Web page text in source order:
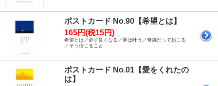
ポストカード No.90【希望とは】
165円(税15円)
希望とは／必ず良くなる／夢は叶う／奇跡だって起こる
／そう信じること
ポストカード No.01【愛をくれたの
は】